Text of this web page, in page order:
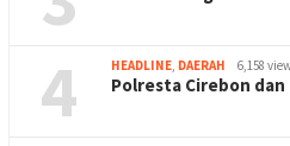
4 HEADLINE, DAERAH 6,158
Polresta Cirebon